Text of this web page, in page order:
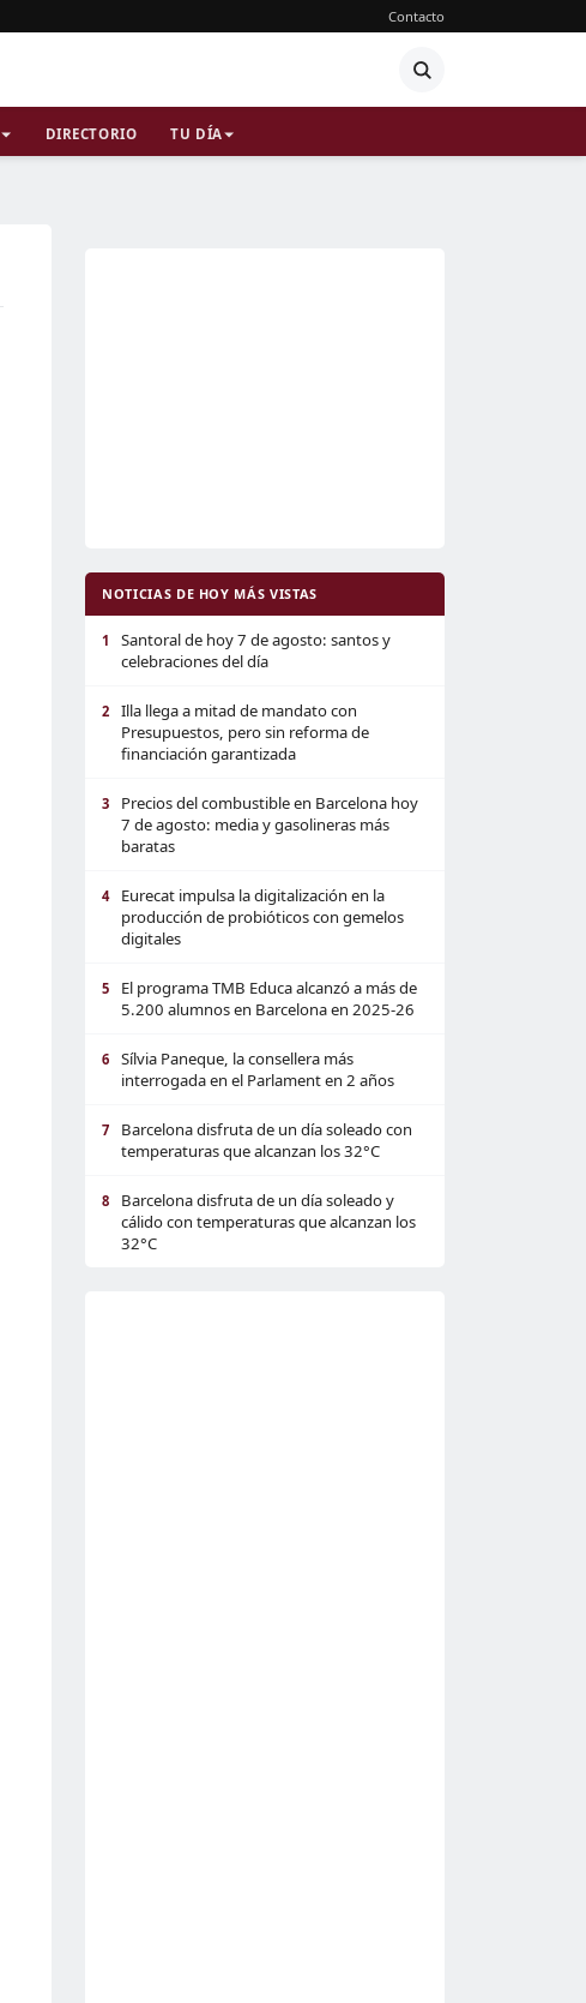
Contacto
DIRECTORIO TU DÍA
NOTICIAS DE HOY MÁS VISTAS
1
Santoral de hoy 7 de agosto: santos y
celebraciones del día
2
Illa llega a mitad de mandato con
Presupuestos, pero sin reforma de
financiación garantizada
3
Precios del combustible en Barcelona hoy
7 de agosto: media y gasolineras más
baratas
4
Eurecat impulsa la digitalización en la
producción de probióticos con gemelos
digitales
5
El programa TMB Educa alcanzó a más de
5.200 alumnos en Barcelona en 2025-26
6
Sílvia Paneque, la consellera más
interrogada en el Parlament en 2 años
7
Barcelona disfruta de un día soleado con
temperaturas que alcanzan los 32°C
8
Barcelona disfruta de un día soleado y
cálido con temperaturas que alcanzan los
32°C